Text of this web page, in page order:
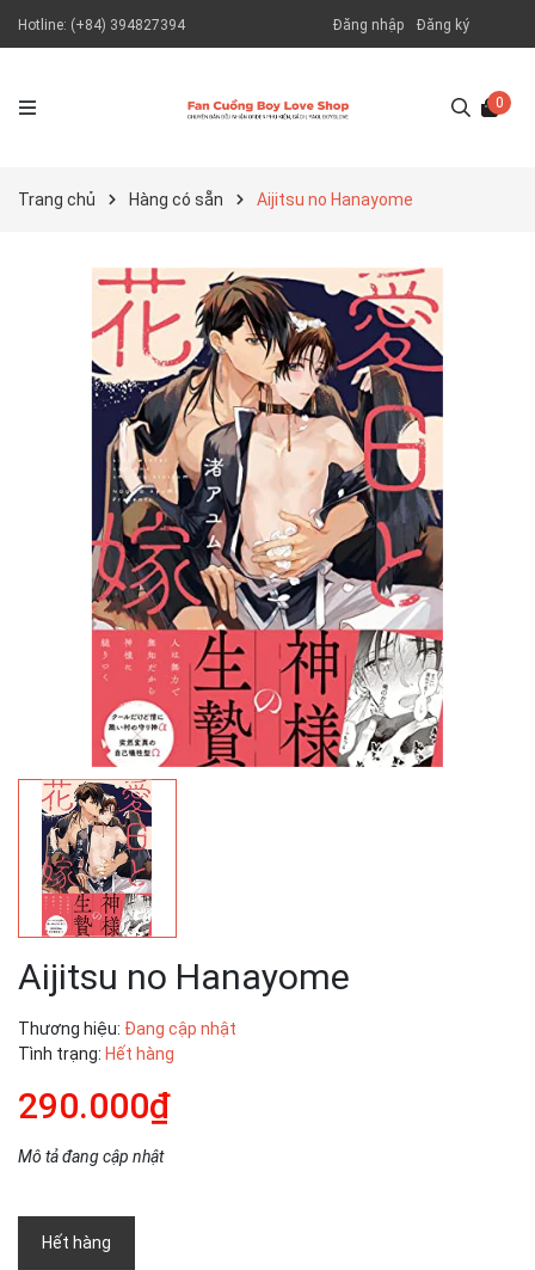
Hotline: (+84) 394827394 Đăng nhập Đăng ký
0
Trang chủ Hàng có sẵn Aijitsu no Hanayome
Aijitsu no Hanayome
Thương hiệu: Đang cập nhật
Tình trạng: Hết hàng
290.000₫
Mô tả đang cập nhật
Hết hàng